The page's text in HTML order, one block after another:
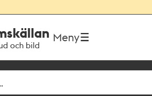
och bild
Meny